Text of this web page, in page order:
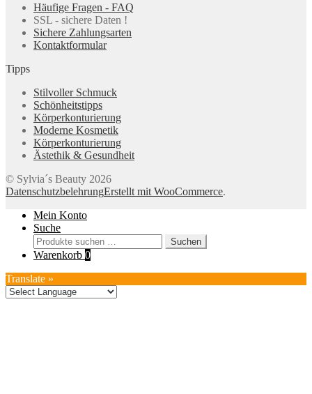
Häufige Fragen - FAQ
SSL - sichere Daten !
Sichere Zahlungsarten
Kontaktformular
Tipps
Stilvoller Schmuck
Schönheitstipps
Körperkonturierung
Moderne Kosmetik
Körperkonturierung
Ästethik & Gesundheit
© Sylvia´s Beauty 2026
DatenschutzbelehrungErstellt mit WooCommerce.
Mein Konto
Suche
Suchen
nach:
Suchen
Warenkorb 0
Translate »